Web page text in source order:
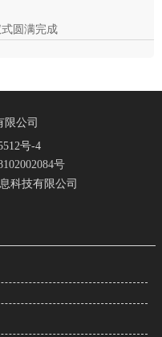
圆满完成
限公司
号-4
号
科技有限公司